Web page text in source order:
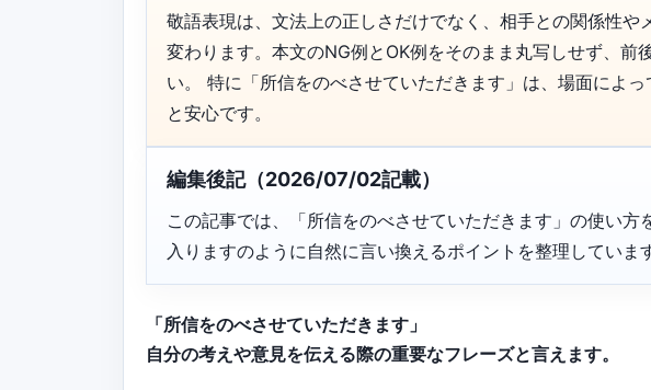
敬語表現は、文法上の正しさだけでなく、相手との関係性や
変わります。本文のNG例とOK例をそのまま丸写しせず、前
い。 特に「所信をのべさせていただきます」は、場面によ
と安心です。
編集後記（2026/07/02記載）
この記事では、「所信をのべさせていただきます」の使い
入りますのように自然に言い換えるポイントを整理しています
「所信をのべさせていただきます」
自分の考えや意見を伝える際の重要なフレーズと言えます。